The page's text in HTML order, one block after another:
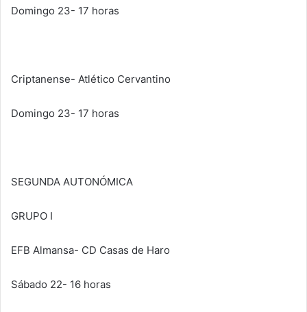
Domingo 23- 17 horas
Criptanense- Atlético Cervantino
Domingo 23- 17 horas
SEGUNDA AUTONÓMICA
GRUPO I
EFB Almansa- CD Casas de Haro
Sábado 22- 16 horas